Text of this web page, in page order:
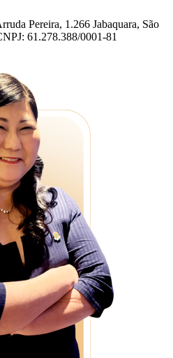
Pereira, 1.266 Jabaquara, São
61.278.388/0001-81